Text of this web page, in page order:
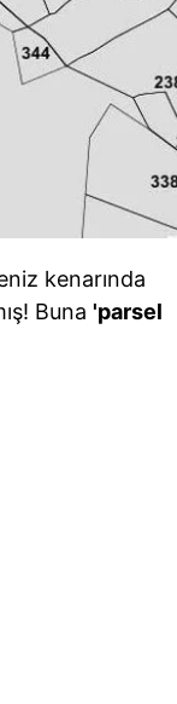
lütfen
tıklayınız.
kenarında
Buna 'parsel